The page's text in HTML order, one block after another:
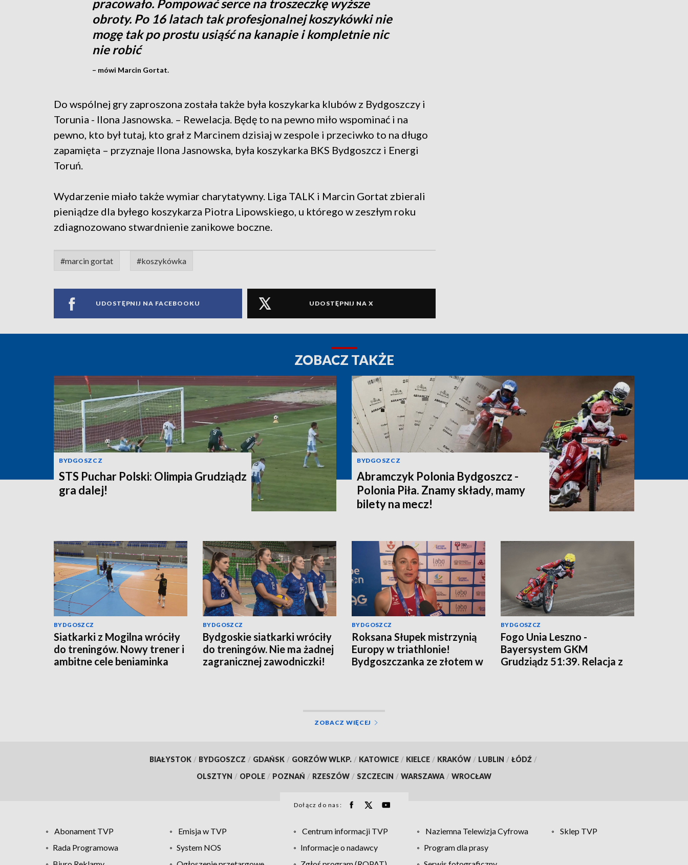
pracowało. Pompować serce na troszeczkę wyższe
obroty. Po 16 latach tak profesjonalnej koszykówki nie
mogę tak po prostu usiąść na kanapie i kompletnie nic
nie robić
– mówi Marcin Gortat.
Do wspólnej gry zaproszona została także była koszykarka klubów z Bydgoszczy i
Torunia - Ilona Jasnowska. – Rewelacja. Będę to na pewno miło wspominać i na
pewno, kto był tutaj, kto grał z Marcinem dzisiaj w zespole i przeciwko to na długo
zapamięta – przyznaje Ilona Jasnowska, była koszykarka BKS Bydgoszcz i Energi
Toruń.
Wydarzenie miało także wymiar charytatywny. Liga TALK i Marcin Gortat zbierali
pieniądze dla byłego koszykarza Piotra Lipowskiego, u którego w zeszłym roku
zdiagnozowano stwardnienie zanikowe boczne.
#marcin gortat #koszykówka
UDOSTĘPNIJ NA FACEBOOKU UDOSTĘPNIJ NA X
ZOBACZ TAKŻE
BYDGOSZCZ
STS Puchar Polski: Olimpia Grudziądz
gra dalej!
BYDGOSZCZ
Abramczyk Polonia Bydgoszcz -
Polonia Piła. Znamy składy, mamy
bilety na mecz!
BYDGOSZCZ
Siatkarki z Mogilna wróciły
do treningów. Nowy trener i
ambitne cele beniaminka
BYDGOSZCZ
Bydgoskie siatkarki wróciły
do treningów. Nie ma żadnej
zagranicznej zawodniczki!
BYDGOSZCZ
Roksana Słupek mistrzynią
Europy w triathlonie!
Bydgoszczanka ze złotem w
BYDGOSZCZ
Fogo Unia Leszno -
Bayersystem GKM
Grudziądz 51:39. Relacja z
ZOBACZ WIĘCEJ
BIAŁYSTOK / BYDGOSZCZ / GDAŃSK / GORZÓW WLKP. / KATOWICE / KIELCE / KRAKÓW / LUBLIN / ŁÓDŹ /
OLSZTYN / OPOLE / POZNAŃ / RZESZÓW / SZCZECIN / WARSZAWA / WROCŁAW
Dołącz do nas:
Abonament TVP Emisja w TVP Centrum informacji TVP Naziemna Telewizja Cyfrowa
Sklep TVP
Rada Programowa
System NOS Informacje o nadawcy
Program dla prasy